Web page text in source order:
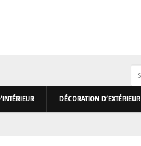
DÉCORATION D’EXTÉRIEUR